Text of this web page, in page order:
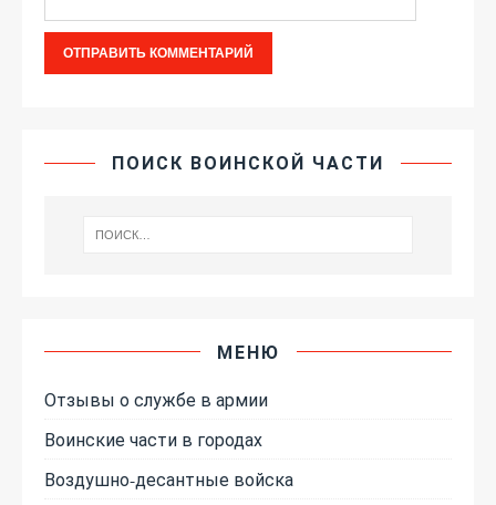
ПОИСК ВОИНСКОЙ ЧАСТИ
МЕНЮ
Отзывы о службе в армии
Воинские части в городах
Воздушно-десантные войска